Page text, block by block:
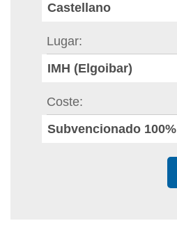
Castellano
Lugar
IMH (Elgoibar)
Coste
Subvencionado 100%